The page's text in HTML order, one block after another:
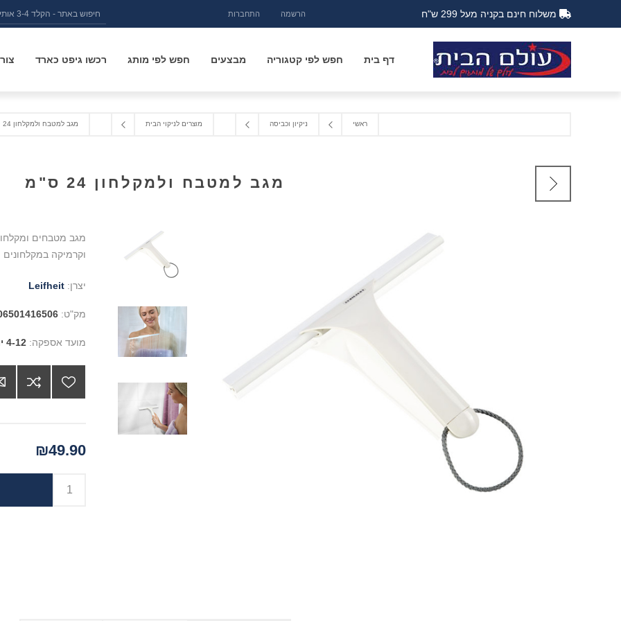
הרשמה התחברות משלוח חינם בקניה מעל 299 ש"ח
דף בית חפש לפי קטגוריה מבצעים חפש לפי מותג רכשו גיפט כארד
ראשי ניקיון וכביסה מוצרים לניקוי הבית מגב למטבח ולמקלחון 24 ס"מ
מגב למטבח ולמקלחון 24 ס"מ
וקרמיקה במקלחונים
יצרן: Leifheit
מק"ט:
מועד אספקה: 4-12 ימים
₪49.90